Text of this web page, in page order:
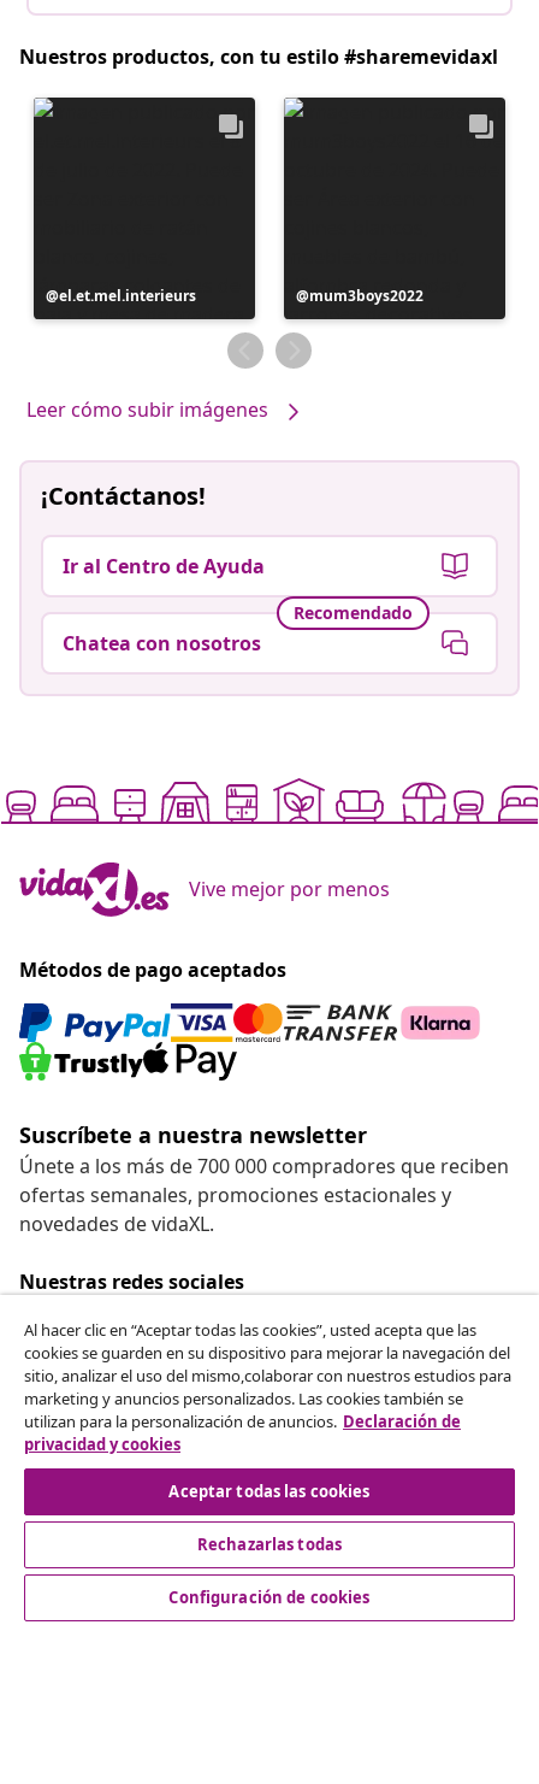
Nuestros productos, con tu estilo #sharemevidaxl
Publicación
realizada
el.et.mel.interieurs
Publicación
realizada
por
mum3boys2022
Leer cómo subir imágenes
¡Contáctanos!
Ir al Centro de Ayuda
Recomendado
Chatea con nosotros
Vive mejor por menos
Métodos de pago aceptados
Suscríbete a nuestra newsletter
Únete a los más de 700 000 compradores que reciben
ofertas semanales, promociones estacionales y
novedades de vidaXL.
Nuestras redes sociales
Desistir del contrato
Solicita la cancelación de tu pedido.
Desistir del contrato
Servicio al Cliente
Al hacer clic en “Aceptar todas las cookies”, usted acepta que las
cookies se guarden en su dispositivo para mejorar la navegación del
sitio, analizar el uso del mismo,colaborar con nuestros estudios para
marketing y anuncios personalizados. Las cookies también se
utilizan para la personalización de anuncios. Declaración de
privacidad y cookies
Aceptar todas las cookies
Rechazarlas todas
Configuración de cookies